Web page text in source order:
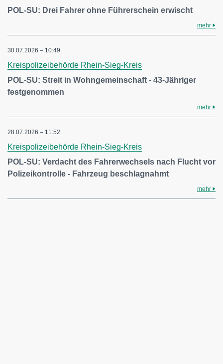
POL-SU: Drei Fahrer ohne Führerschein erwischt
mehr
30.07.2026 – 10:49
Kreispolizeibehörde Rhein-Sieg-Kreis
POL-SU: Streit in Wohngemeinschaft - 43-Jähriger
festgenommen
mehr
28.07.2026 – 11:52
Kreispolizeibehörde Rhein-Sieg-Kreis
POL-SU: Verdacht des Fahrerwechsels nach Flucht vor
Polizeikontrolle - Fahrzeug beschlagnahmt
mehr